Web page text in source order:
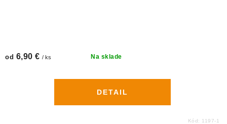
Na sklade
od 6,90 € / ks
DETAIL
Kód: 1197-1